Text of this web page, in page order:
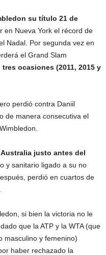
su título 21 de
en Nueva York el récord de
Nadal. Por segunda vez en
el Grand Slam
ocasiones (2011, 2015 y
perdió contra Daniil
de manera consecutiva el
justo antes del
y sanitario ligado a su no
perdió en cuartos de
si bien la victoria no le
que la ATP y la WTA (que
masculino y femenino)
haber rechazado la